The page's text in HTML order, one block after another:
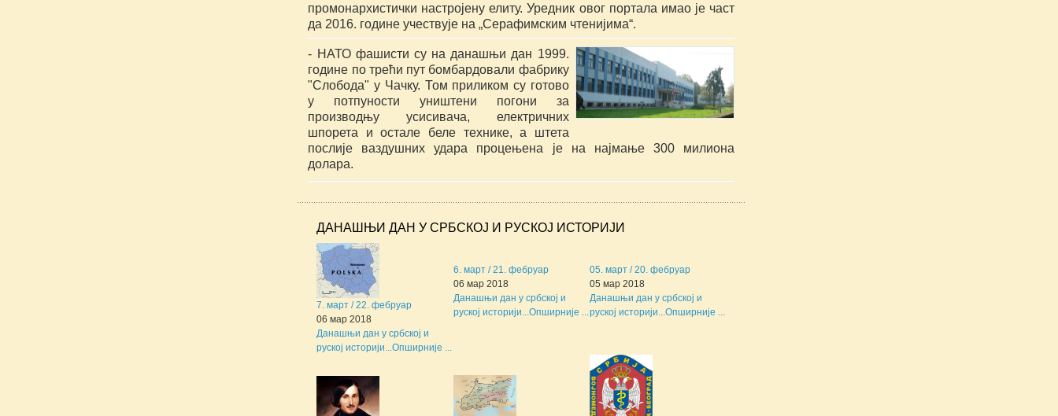
промонархистички настројену елиту. Уредник овог портала имао је част
да 2016. године учествује на „Серафимским чтенијима“.
- НАТО фашисти су на данашњи дан 1999.
године по трећи пут бомбардовали фабрику
"Слобода" у Чачку. Том приликом су готово
у потпуности уништени погони за
производњу усисивача, електричних
шпорета и остале беле технике, а штета
послије ваздушних удара процењена је на најмање 300 милиона
долара.
ДАНАШЊИ ДАН У СРБСКОЈ И РУСКОЈ ИСТОРИЈИ
7. март / 22. фебруар
06 мар 2018
Данашњи дан у србској и
руској историји... Опширније ...
6. март / 21. фебруар
06 мар 2018
Данашњи дан у србској и
руској историји... Опширније ...
05. март / 20. фебруар
05 мар 2018
Данашњи дан у србској и
руској историји... Опширније ...